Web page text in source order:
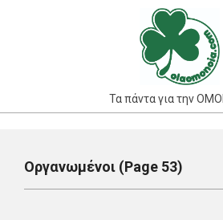
Τα πάντα για την
NavigationΟργανωμένοι (Page 53)